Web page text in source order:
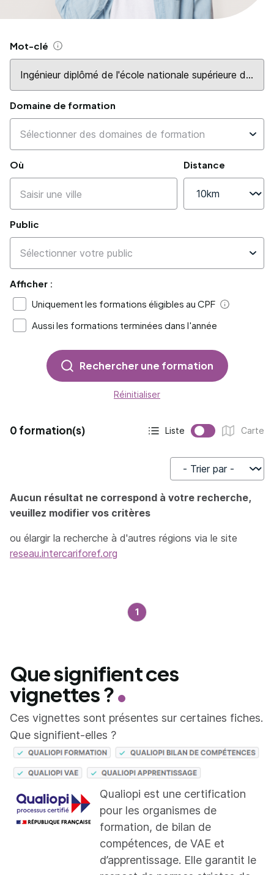
Mot-clé Aide
Domaine de formation
Où Distance
Public
Afficher :
Uniquement les formations éligibles au CPF
Aide
Aussi les formations terminées dans l'année
Rechercher une formation
Réinitialiser
0 formation(s)
Affichage actif :
Liste
Affichage :
Carte
Trier par
Aucun résultat ne correspond à votre recherche,
veuillez modifier vos critères
ou élargir la recherche à d'autres régions via le site
reseau.intercariforef.org
1
Que signifient ces
vignettes ?
Ces vignettes sont présentes sur certaines fiches.
Que signifient-elles ?
Qualiopi est une certification
pour les organismes de
formation, de bilan de
compétences, de VAE et
d’apprentissage. Elle garantit le